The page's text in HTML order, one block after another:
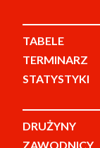
TABELE
TERMINARZ
STATYSTYKI
DRUŻYNY
ZAWODNICY